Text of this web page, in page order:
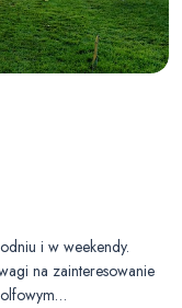
i w weekendy.
na zainteresowanie